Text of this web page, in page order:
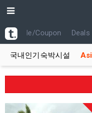
Code/Coupon Deals
국내인기숙박시설